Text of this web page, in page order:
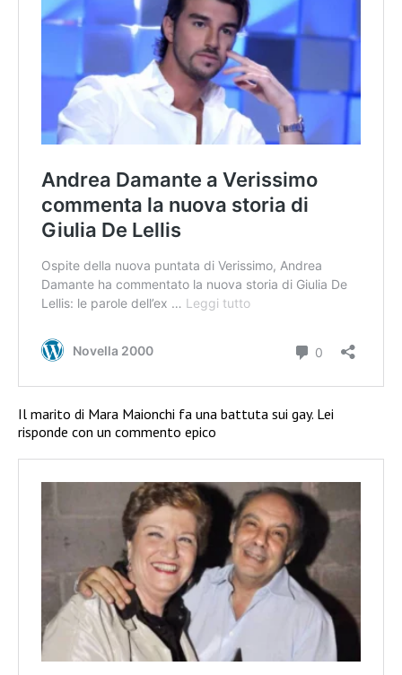
Il marito di Mara Maionchi fa una battuta sui gay. Lei
risponde con un commento epico